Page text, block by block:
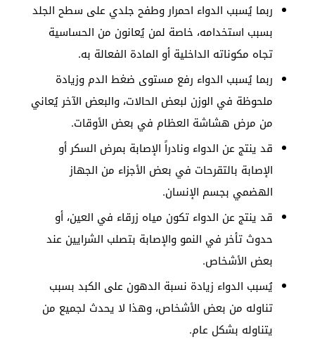
ربما يُسبب الدواء احمرار وطفح جلدي على سطح الجلد
بسبب استخدامه، خاصة لمن يُعانون من الحساسية
تجاه مكوناته الداخلية أو المادة الفعالة به.
ربما يُسبب الدواء رفع مستوى ضغط الدم وزيادة
ملحوظة في الوزن لبعض الحالات، والبعض الآخر يُعاني
من مرض هشاشة العظام في بعض الأوقات.
قد ينتج عن الدواء ونادراً الإصابة بمرض السكر أو
الإصابة بالتقرحات في بعض الأجزاء من الجهاز
الهضمي بجسم الإنسان.
قد ينتج عن الدواء تكون مياه زرقاء في العين، أو
حدوث تأخر في النمو والإصابة بتصلب الشرايين عند
بعض الأشخاص.
يُسبب الدواء زيادة نسبة الدهون على الكبد بسبب
تناوله من بعض الأشخاص، وهذا لا يحدث لجميع من
يتناوله بشكل عام.